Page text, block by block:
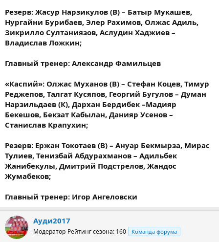
Резерв: Жасур Нарзикулов (В) – Батыр Мукашев,
Нургайни Бурибаев, Элер Рахимов, Олжас Адиль,
Зикрилло Султаниязов, Аслудин Хаджиев –
Владислав Ложкин;
Главный тренер: Александр Фамильцев
«Каспий»: Олжас Муханов (В) – Стефан Коцев, Тимур
Реджепов, Талгат Кусяпов, Георгий Бугулов – Думан
Нарзильдаев (К), Дархан Бердибек –Мадияр
Бекешов, Бекзат Кабылан, Данияр Усенов –
Станислав Крапухин;
Резерв: Ержан Токотаев (В) – Ануар Бекмырза, Мирас
Тулиев, Тенизбай Абдурахманов – Адильбек
Жанибекулы, Дмитрий Подстрелов, Жандос
Жумабеков;
Главный тренер: Игор Ангеловски
Ауди2017
Модератор Рейтинг сезона: 160 Команда форума